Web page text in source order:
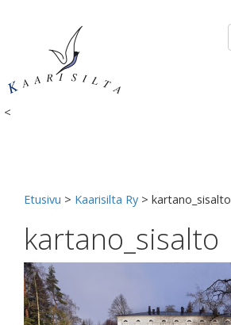
<
Etusivu > Kaarisilta Ry > kartano_sisalto
kartano_sisalto